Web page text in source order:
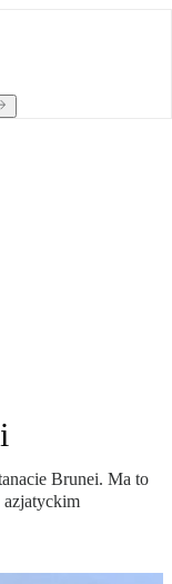
Brunei. Ma to
azjatyckim